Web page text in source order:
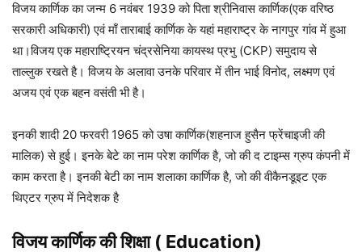
विजय कार्णिक का जन्म 6 नवंबर 1939 को पिता श्रीनिवास कार्णिक(एक वरिष्ठ
सरकारी अधिकारी) एवं माँ ताराबाई कार्णिक के यहां महाराष्ट्र के नागपुर गांव में हुआ
था।विजय एक महाराष्ट्रियन चंद्रसेनिया कायस्थ प्रभु (CKP) समुदाय से
ताल्लुक रखते है। विजय के अलावा उनके परिवार में तीन भाई विनोद, लक्ष्मण एवं
अजय एवं एक बहन वसंती भी है।
इनकी शादी 20 फरवरी 1965 को उषा कार्णिक(शहनाज हुसैन फ्रेंचाइजी की
मालिक) से हुई। इनके बेटे का नाम परेश कार्णिक है, जो की द टाइम्स ग्रुप कंपनी में
काम करता है। इनकी बेटी का नाम शलाका कार्णिक है, जो की वीकैनडूइट एक
थिएटर ग्रुप में निदेशक है
विजय कार्णिककी शिक्षा ( Education)